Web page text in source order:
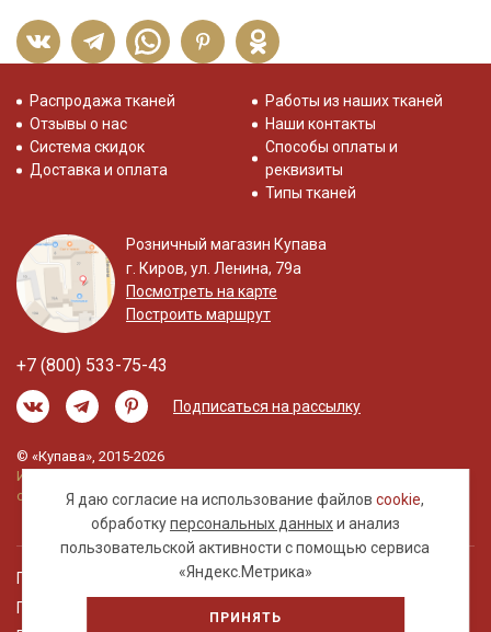
Я даю согласие на использование файловcookie,
обработкуперсональных данныхи анализ
пользовательской активности с помощью сервиса
«Яндекс.Метрика»
ПРИНЯТЬ
Распродажа тканей
Отзывы о нас
Система скидок
Доставка и оплата
Работы из наших тканей
Наши контакты
Способы оплаты и
реквизиты
Типы тканей
Розничный магазин Купава
г. Киров, ул. Ленина, 79а
Посмотреть на карте
Построить маршрут
+7 (800) 533-75-43
Подписаться на рассылку
© «Купава», 2015-2026
Информация на сайте не является публичной
офертой.
Правовая информация
Политика обработки персональных данных